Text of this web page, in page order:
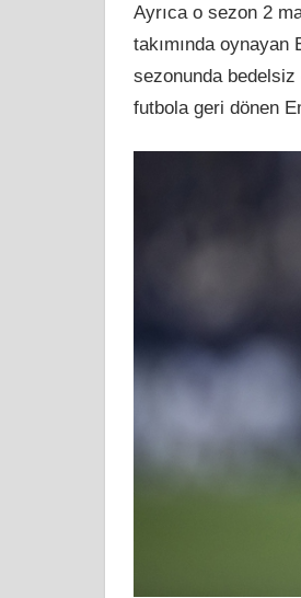
Ayrıca o sezon 2
takımında
sezonunda bedelsiz
futbola geri dönen